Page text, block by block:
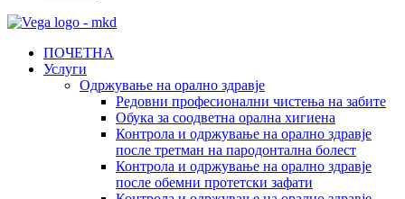
ПОЧЕТНА
Услуги
Одржување на орално здравје
Редовни професионални чистења на забите
Обука за соодветна орална хигиена
Контрола и одржување на орално здравје
после третман на пародoнтална болест
Контрола и одржување на орално здравје
после обемни протетски зафати